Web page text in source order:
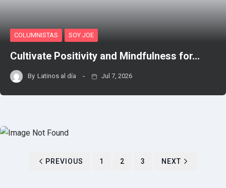
COLUMNISTAS SOY JOE
Cultivate Positivity and Mindfulness for…
By Latinos al día Jul 7, 2026
PREVIOUS 1 2 3 NEXT